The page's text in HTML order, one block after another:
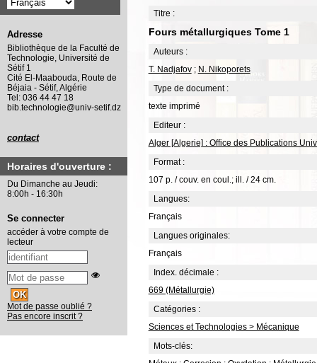
Titre :
Fours métallurgiques Tome 1
Auteurs :
T. Nadjafov; N. Nikoporets
Type de document :
texte imprimé
Editeur :
Alger [Algerie] : Office des Publications
Format :
107 p. / couv. en coul.; ill. / 24 cm.
Langues:
Français
Langues originales:
Français
Index. décimale :
669 (Métallurgie)
Catégories :
Sciences et Technologies > Mécanique
Mots-clés:
Adresse
Bibliothèque de la Faculté de
Technologie, Université de
Sétif 1
Cité El-Maabouda, Route de
Béjaia - Sétif, Algérie
Tel: 036 44 47 18
bib.technologie@univ-setif.dz
contact
Horaires d'ouverture :
Du Dimanche au Jeudi:
8:00h - 16:30h
Se connecter
accéder à votre compte de
lecteur
Mot de passe oublié ?
Pas encore inscrit ?